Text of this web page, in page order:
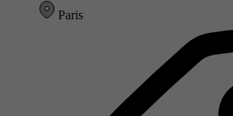
Paris